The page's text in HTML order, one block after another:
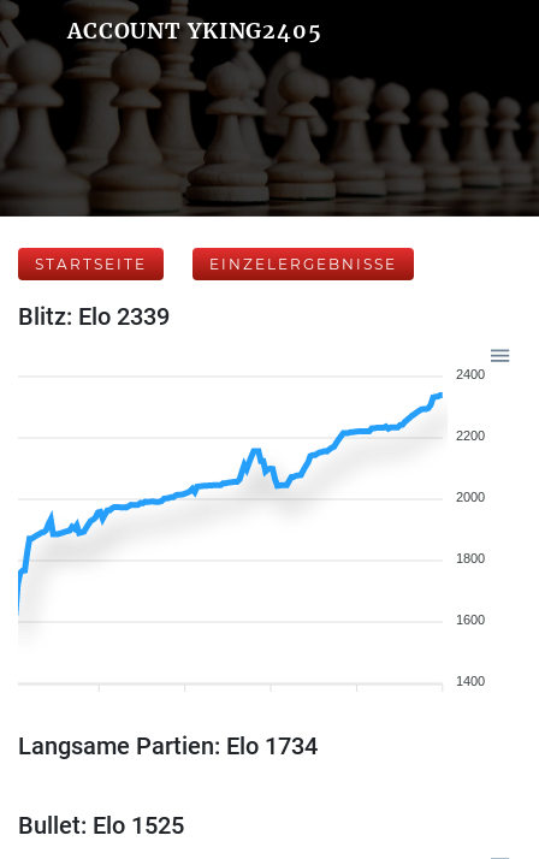
ACCOUNT YKING2405
STARTSEITE EINZELERGEBNISSE
Blitz: Elo 2339
2400
2200
2000
1800
1600
1400
Langsame Partien: Elo 1734
Bullet: Elo 1525